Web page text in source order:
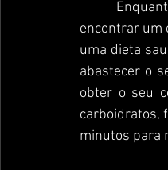
encontrar um
uma dieta
abastecer o
obter o seu
carboidratos,
minutos para